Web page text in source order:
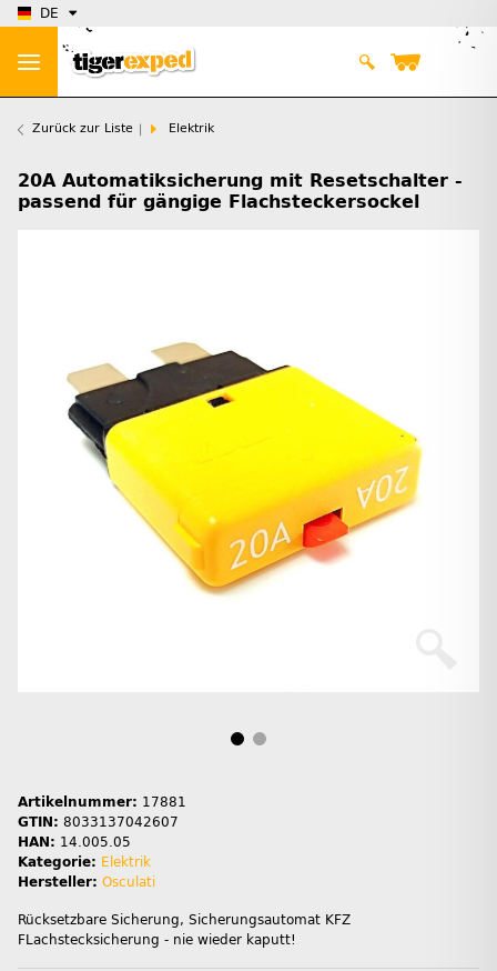
DE
Zurück zur Liste Elektrik
20A Automatiksicherung mit Resetschalter -
passend für gängige Flachsteckersockel
Artikelnummer: 17881
GTIN: 8033137042607
HAN: 14.005.05
Kategorie: Elektrik
Hersteller: Osculati
Rücksetzbare Sicherung, Sicherungsautomat KFZ
FLachstecksicherung - nie wieder kaputt!